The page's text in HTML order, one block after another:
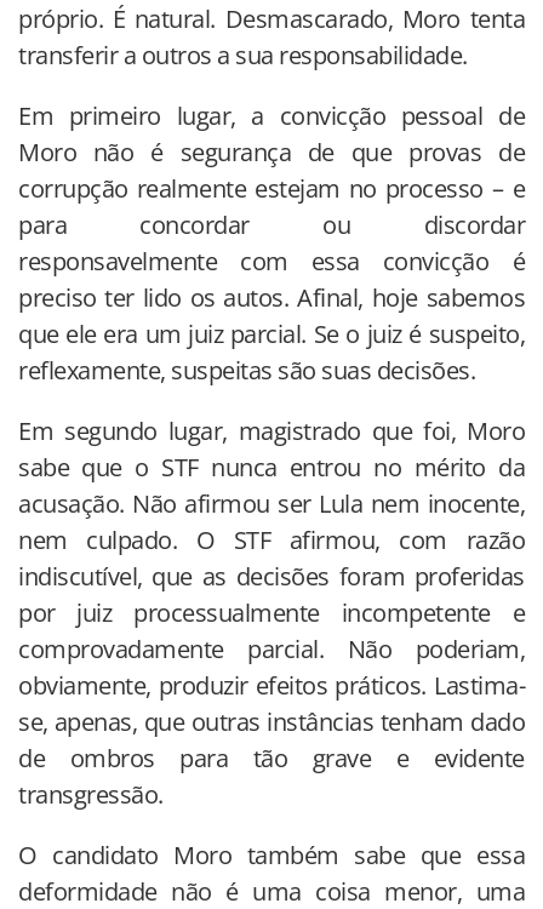
próprio. É natural. Desmascarado, Moro tenta
transferir a outros a sua responsabilidade.
Em primeiro lugar, a convicção pessoal de
Moro não é segurança de que provas de
corrupção realmente estejam no processo – e
para concordar ou discordar
responsavelmente com essa convicção é
preciso ter lido os autos. Afinal, hoje sabemos
que ele era um juiz parcial. Se o juiz é suspeito,
reflexamente, suspeitas são suas decisões.
Em segundo lugar, magistrado que foi, Moro
sabe que o STF nunca entrou no mérito da
acusação. Não afirmou ser Lula nem inocente,
nem culpado. O STF afirmou, com razão
indiscutível, que as decisões foram proferidas
por juiz processualmente incompetente e
comprovadamente parcial. Não poderiam,
obviamente, produzir efeitos práticos. Lastima-
se, apenas, que outras instâncias tenham dado
de ombros para tão grave e evidente
transgressão.
O candidato Moro também sabe que essa
deformidade não é uma coisa menor, uma